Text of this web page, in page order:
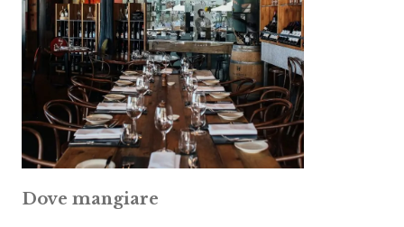
Dove mangiare